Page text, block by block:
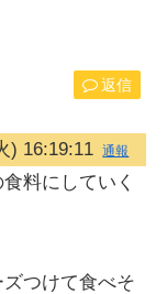
返信
) 16:19:11 通報
料にしていく
つけて食べそ